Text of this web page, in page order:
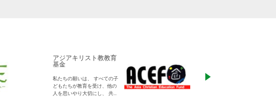
アジアキリスト教教育
基金
私たちの願いは、 すべての子
どもたちが教育を受け、他の
人を思いやり大切にし、 共に